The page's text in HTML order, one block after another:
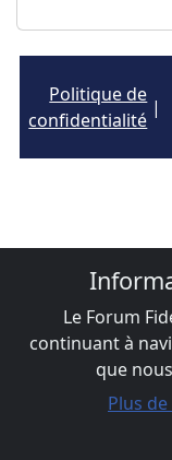
Le Forum
continuant à
que
Plus
Politique de
confidentialité
|